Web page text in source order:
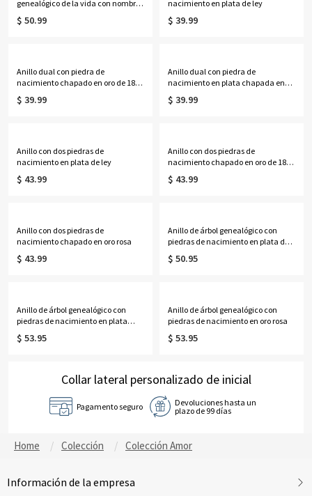
genealógico de la vida con nombres
de 1 a 13 niños
$ 50.99
nacimiento en plata de ley
$ 39.99
Anillo dual con piedra de
nacimiento chapado en oro de 18
quilates
$ 39.99
Anillo dual con piedra de
nacimiento en plata chapada en
oro rosa
$ 39.99
Anillo con dos piedras de
nacimiento en plata de ley
$ 43.99
Anillo con dos piedras de
nacimiento chapado en oro de 18
quilates
$ 43.99
Anillo con dos piedras de
nacimiento chapado en oro rosa
$ 43.99
Anillo de árbol genealógico con
piedras de nacimiento en plata de
ley
$ 50.95
Anillo de árbol genealógico con
piedras de nacimiento en plata
chapada en oro
$ 53.95
Anillo de árbol genealógico con
piedras de nacimiento en oro rosa
$ 53.95
Collar lateral personalizado de inicial
Pagamento seguro
Devoluciones hasta un
plazo de 99 días
Home Colección Colección Amor
Información de la empresa